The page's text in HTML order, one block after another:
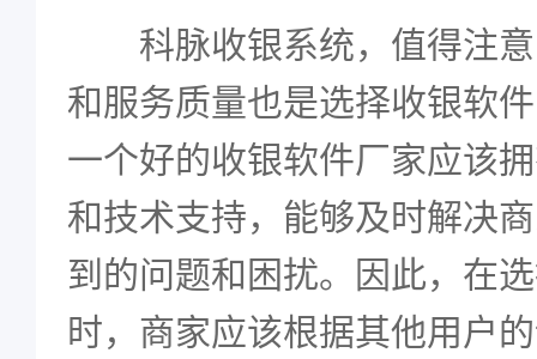
科脉收银系统，值得注意
和服务质量也是选择收银软
一个好的收银软件厂家应该
和技术支持，能够及时解决
到的问题和困扰。因此，在
时，商家应该根据其他用户